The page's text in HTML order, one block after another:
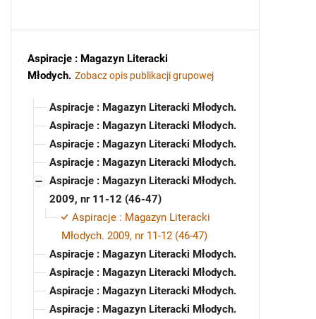
Aspiracje : Magazyn Literacki
Młodych. Zobacz opis publikacji grupowej
Aspiracje : Magazyn Literacki Młodych.
Aspiracje : Magazyn Literacki Młodych.
Aspiracje : Magazyn Literacki Młodych.
Aspiracje : Magazyn Literacki Młodych.
Aspiracje : Magazyn Literacki Młodych.
2009, nr 11-12 (46-47)
Aspiracje : Magazyn Literacki
Młodych. 2009, nr 11-12 (46-47)
Aspiracje : Magazyn Literacki Młodych.
Aspiracje : Magazyn Literacki Młodych.
Aspiracje : Magazyn Literacki Młodych.
Aspiracje : Magazyn Literacki Młodych.